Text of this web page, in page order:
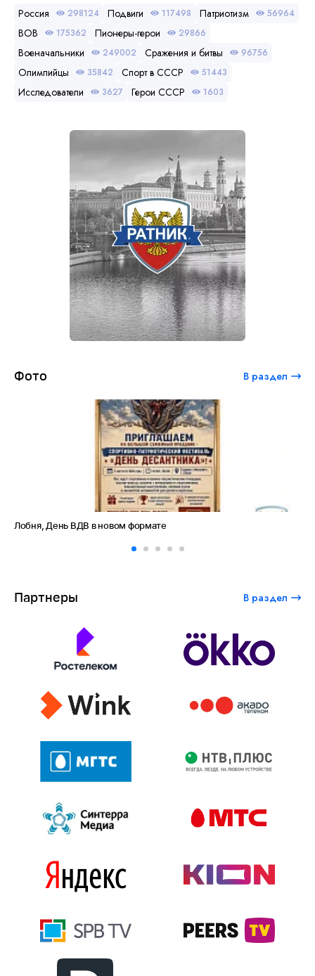
Россия 298124 Подвиги 117498 Патриотизм 56964
ВОВ 175362 Пионеры-герои 29866
Военачальники 249002 Сражения и битвы 96756
Олимпийцы 35842 Спорт в СССР 51443
Исследователи 3627 Герои СССР 1603
Фото В раздел
Лобня, День ВДВ в новом формате
Партнеры В раздел